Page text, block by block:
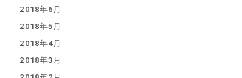
2018年6月
2018年5月
2018年4月
2018年3月